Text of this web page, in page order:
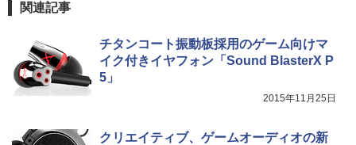
関連記事
チタンコート振動板採用のゲーム向けマ
イク付きイヤフォン「Sound BlasterX P
5」
2015年11月25日
クリエイティブ、ゲームオーディオの新